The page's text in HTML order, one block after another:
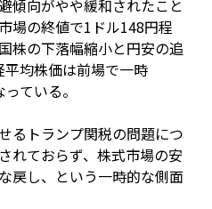
傾向がやや緩和されたこと
場の終値で1ドル148円程
株の下落幅縮小と円安の追
均株価は前場で一時
ている。
るトランプ関税の問題につ
れておらず、株式市場の安
戻し、という一時的な側面